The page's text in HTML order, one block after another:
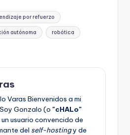
por refuerzo
autónoma robótica
Varas Bienvenidos a mi
Gonzalo (o "cHALo"
usuario convencido de
del self-hostingy de